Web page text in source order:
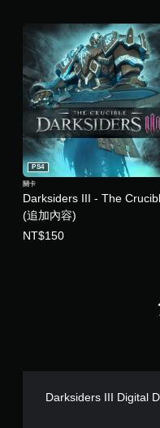
Darksiders III - The
(追加內容)
PS4
關卡
NT$150
Darksiders III Digital